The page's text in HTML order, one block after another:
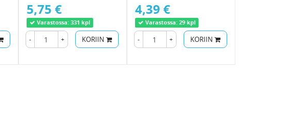
5,75 €
Varastossa: 331 kpl
- + KORIIN
4,39 €
Varastossa: 29 kpl
- + KORIIN